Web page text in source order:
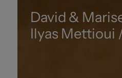
David &
Ilyas Mettioui